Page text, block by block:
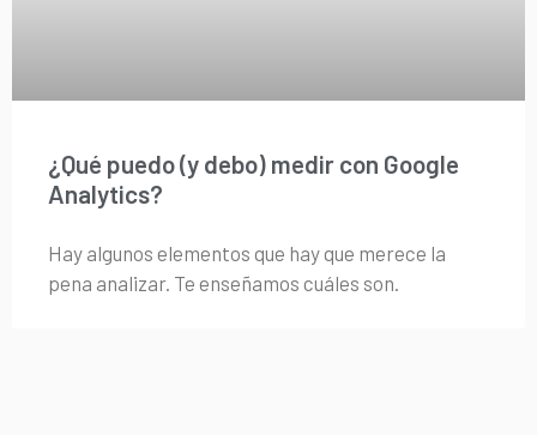
¿Qué puedo (y debo) medir con Google
Analytics?
Hay algunos elementos que hay que merece la
pena analizar. Te enseñamos cuáles son.